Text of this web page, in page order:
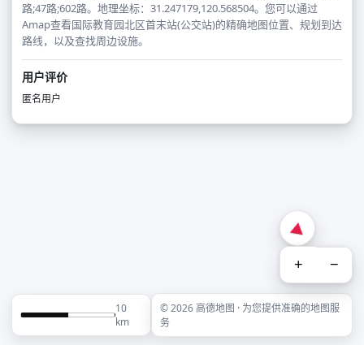
路;47路;602路。地理坐标：31.247179,120.568504。您可以通过
Amap查看国际教育园北区首末站(公交站)的精确地图位置、规划到达
路线，以及查找周边设施。
用户评价
匿名用户
+ −
10
km
© 2026 高德地图 · 为您提供准确的地图服
务